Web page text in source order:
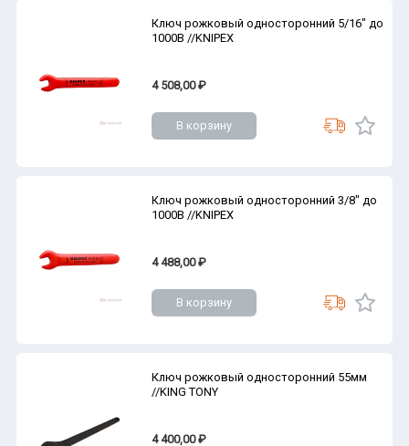
Ключ рожковый односторонний 5/16" до
1000В //KNIPEX
4 508,00 ₽
В корзину
Ключ рожковый односторонний 3/8" до
1000В //KNIPEX
4 488,00 ₽
В корзину
Ключ рожковый односторонний 55мм
//KING TONY
4 400,00 ₽